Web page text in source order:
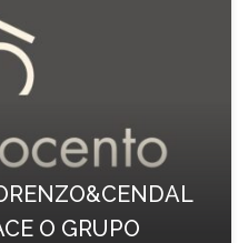
O GRUPO